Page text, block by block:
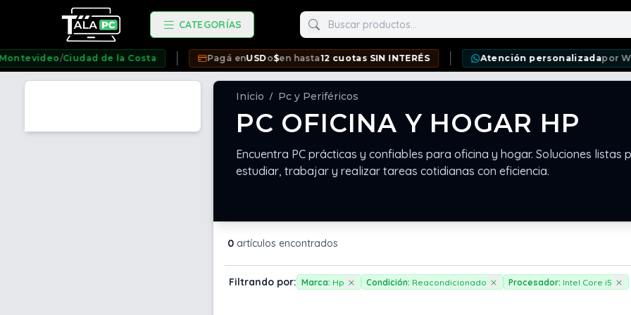
CATEGORÍAS Buscar productos
/Ciudad de la Costa Pagá enUSDo$en hasta 12 cuotas SIN INTERÉS Atención personalizada por
Inicio / Pc y Periféricos
PC OFICINA Y HOGAR HP
Encuentra PC prácticas y confiables para oficina y hogar. Soluciones listas
estudiar, trabajar y realizar tareas cotidianas con eficiencia.
0artículos encontrados
Filtrando por: Marca: Hp Condición: Reacondicionado Procesador: Intel Core i5